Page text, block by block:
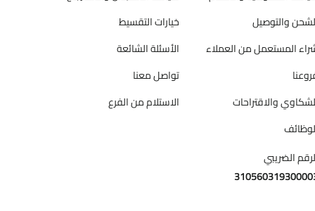
والتوصيل
خيارات التقسيط
المستعمل من العملاء
الأسئلة الشائعة
تواصل معنا
والاقتراحات
الاستلام من الفرع
الضريبي